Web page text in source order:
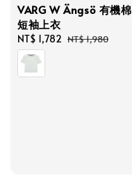
VARG W Ängsö 有機棉
短袖上衣
Sale
price
NT$ 1,782 Regular
NT$ 1,980